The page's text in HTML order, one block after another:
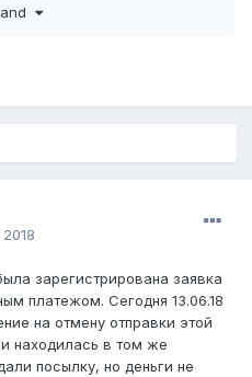
посылки и не
зарегистрирована заявка
платежом. Сегодня 13.06.18
на отмену отправки этой
находилась в том же
посылку, но деньги не